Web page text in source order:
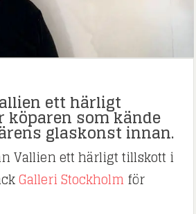
ett härligt
som kände
glaskonst innan.
Vallien ett härligt tillskott i
Galleri Stockholm för